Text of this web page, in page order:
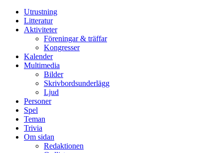
Utrustning
Litteratur
Aktiviteter
Föreningar & träffar
Kongresser
Kalender
Multimedia
Bilder
Skrivbordsunderlägg
Ljud
Personer
Spel
Teman
Trivia
Om sidan
Redaktionen